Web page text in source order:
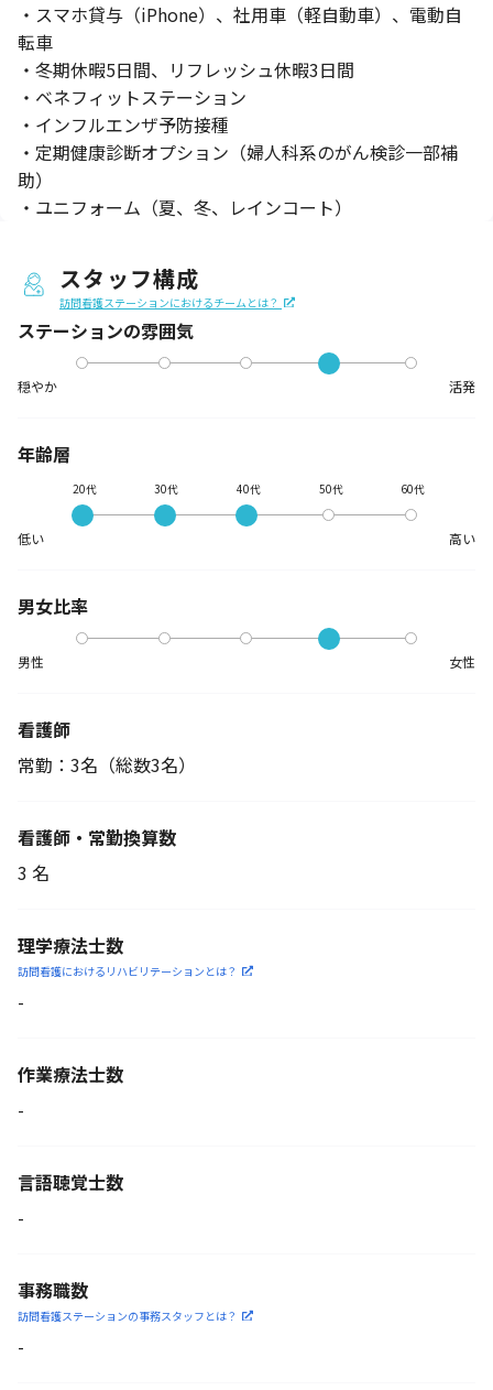
・スマホ貸与（iPhone）、社用車（軽自動車）、電動自
転車
・冬期休暇5日間、リフレッシュ休暇3日間
・ベネフィットステーション
・インフルエンザ予防接種
・定期健康診断オプション（婦人科系のがん検診一部補
助）
・ユニフォーム（夏、冬、レインコート）
スタッフ構成
訪問看護ステーションにおけるチームとは？
ステーションの雰囲気
穏やか 活発
年齢層
低い
20代 30代 40代 50代 60代
高い
男女比率
男性 女性
看護師
常勤：3名 （総数3名）
看護師・常勤換算数
3 名
理学療法士数
訪問看護におけるリハビリ テーションとは？
-
作業療法士数
-
言語聴覚士数
-
事務職数
訪問看護ステーションの事務スタッフとは？
-